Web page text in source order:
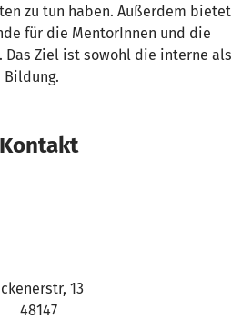
zu tun haben. Außerdem bietet
für die MentorInnen und die
Das Ziel ist sowohl die interne als
Kontakt
13
48147